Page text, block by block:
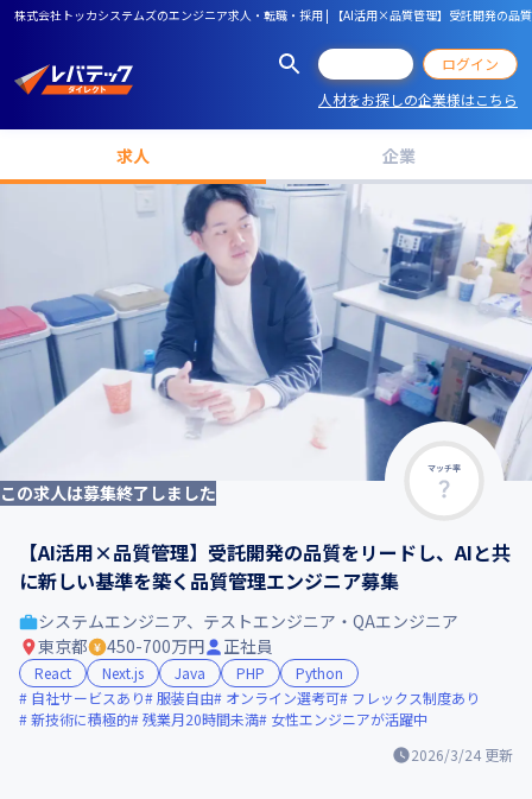
株式会社トッカシステムズのエンジニア求人・転職・採用 | 【AI活用×品質管理】受託開発の品
ログイン
人材をお探しの企業様はこちら
求人 企業
マッチ率
この求人は募集終了しました
【AI活用×品質管理】受託開発の品質をリードし、AIと共
に新しい基準を築く品質管理エンジニア募集
2026/3/24 更新
システムエンジニア、テストエンジニア・QAエンジニア
東京都
450-700万円 正社員
React Next.js Java PHP
Python
自社サービスあり
服装自由 オンライン選考可
フレックス制度あり
新技術に積極的 残業月20時間未満 女性エンジニアが活躍中